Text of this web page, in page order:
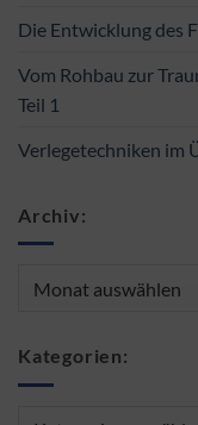
Die Entwicklung des
Vom Rohbau zur
Teil 1
Verlegetechniken im
Archiv:
Kategorien: